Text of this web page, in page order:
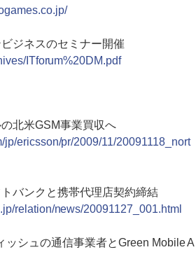
ジネスのセミナー開催
ITforum%20DM.pdf
北米GSM事業買収へ
jp/ericsson/pr/2009/11/20091118_nort
バンクと携帯代理店契約締結
relation/news/20091127_001.html
シュの通信事業者とGreen Mobile A